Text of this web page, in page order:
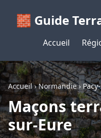
🧱 Guide
Accueil
Accueil›Normandie›
Maçons
sur-Eure